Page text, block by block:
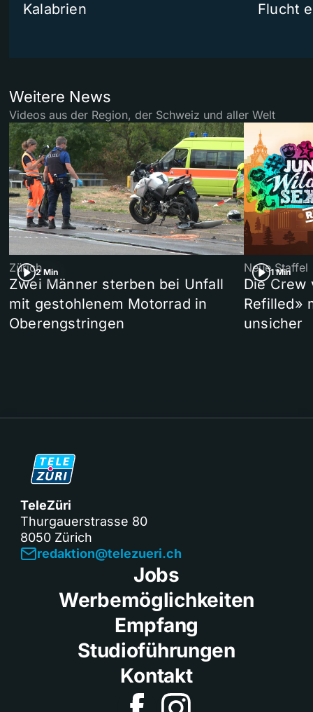
Kalabrien
Flucht
Weitere News
Videos aus der Region, der Schweiz und aller Welt
2 Min
Zürich
Zwei Männer sterben bei Unfall
mit gestohlenem Motorrad in
Oberengstringen
1 Min
Neue Staffel
Die Crew
Refilled»
unsicher
TeleZüri
Thurgauerstrasse 80
8050 Zürich
redaktion@telezueri.ch
Jobs
Werbemöglichkeiten
Empfang
Studioführungen
Kontakt